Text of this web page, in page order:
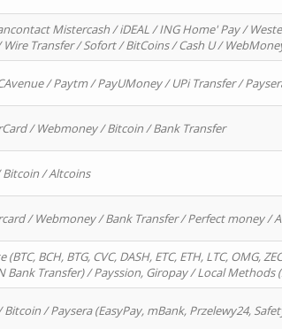
Mistercash / iDEAL / ING Home' Pay /
Wire Transfer / Sofort / BitCoins / Cash U /
/ Paytm / PayUMoney / UPi Transfer /
/ Webmoney / Bitcoin / Bank Transfer
Bitcoin / Altcoins
/ Webmoney / Bank Transfer / Perfect money /
BCH, BTG, CVC, DASH, ETC, ETH, LTC, OMG,
Bank Transfer) / Payssion, Giropay / Local Methods
/ Paysera (EasyPay, mBank, Przelewy24,